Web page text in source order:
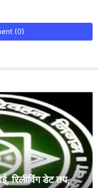
(0)
रिलीविंग डेट तय,